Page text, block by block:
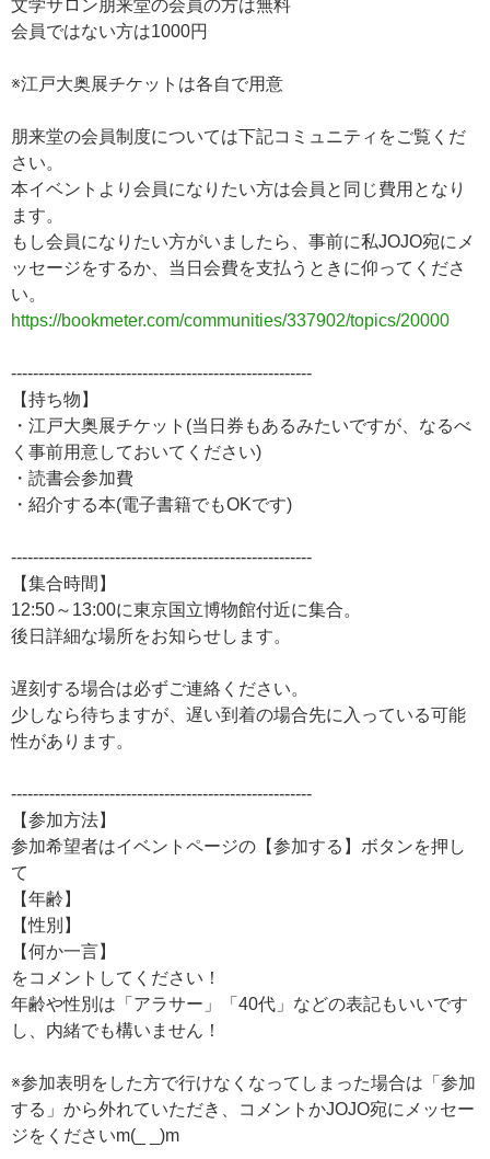
文学サロン朋来堂の会員の方は無料
会員ではない方は1000円
※江戸大奥展チケットは各自で用意
朋来堂の会員制度については下記コミュニティをご覧くだ
さい。
本イベントより会員になりたい方は会員と同じ費用となり
ます。
もし会員になりたい方がいましたら、事前に私JOJO宛にメ
ッセージをするか、当日会費を支払うときに仰ってくださ
い。
https://bookmeter.com/communities/337902/topics/20000
-------------------------------------------------------
【持ち物】
・江戸大奥展チケット(当日券もあるみたいですが、なるべ
く事前用意しておいてください)
・読書会参加費
・紹介する本(電子書籍でもOKです)
-------------------------------------------------------
【集合時間】
12:50～13:00に東京国立博物館付近に集合。
後日詳細な場所をお知らせします。
遅刻する場合は必ずご連絡ください。
少しなら待ちますが、遅い到着の場合先に入っている可能
性があります。
-------------------------------------------------------
【参加方法】
参加希望者はイベントページの【参加する】ボタンを押し
て
【年齢】
【性別】
【何か一言】
をコメントしてください！
年齢や性別は「アラサー」「40代」などの表記もいいです
し、内緒でも構いません！
※参加表明をした方で行けなくなってしまった場合は「参加
する」から外れていただき、コメントかJOJO宛にメッセー
ジをくださいm(_ _)m